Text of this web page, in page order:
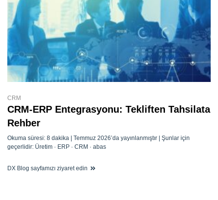
CRM
CRM-ERP Entegrasyonu: Tekliften Tahsilata
Rehber
Okuma süresi: 8 dakika | Temmuz 2026’da yayınlanmıştır | Şunlar için
geçerlidir: Üretim · ERP · CRM · abas
DX Blog sayfamızı ziyaret edin